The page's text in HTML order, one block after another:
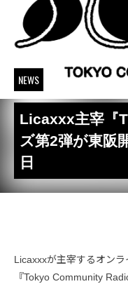
NEWS
Licaxxx主宰『
ズ第2弾が東
日
Licaxxxが主宰するオン
『Tokyo Community